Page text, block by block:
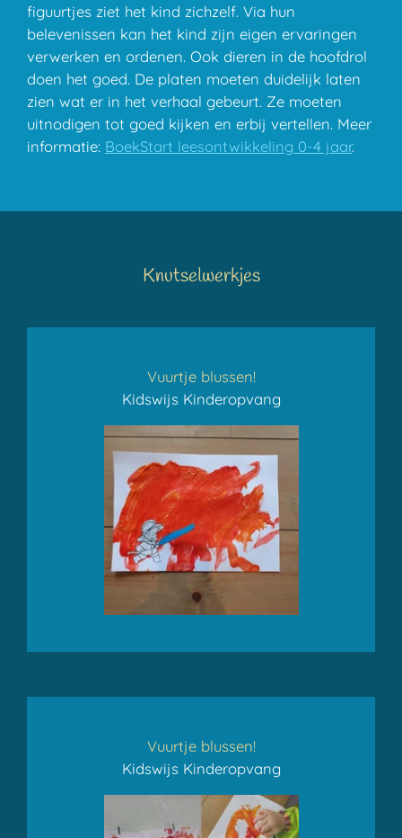
figuurtjes ziet het kind zichzelf. Via hun
belevenissen kan het kind zijn eigen ervaringen
verwerken en ordenen. Ook dieren in de hoofdrol
doen het goed. De platen moeten duidelijk laten
zien wat er in het verhaal gebeurt. Ze moeten
uitnodigen tot goed kijken en erbij vertellen. Meer
informatie: BoekStart leesontwikkeling 0-4 jaar.
Knutselwerkjes
Vuurtje blussen!
Kidswijs Kinderopvang
Vuurtje blussen!
Kidswijs Kinderopvang